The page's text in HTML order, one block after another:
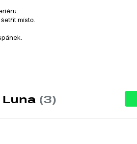
místo.
škálu nábytku, který můžete
(3)